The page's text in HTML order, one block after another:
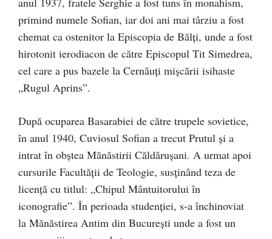
primind numele Sofian, iar doi ani mai târziu a fost
chemat ca ostenitor la Episcopia de Bălți, unde a fost
hirotonit ierodiacon de către Episcopul Tit Simedrea,
cel care a pus bazele la Cernăuți mișcării isihaste
„Rugul Aprins”.
După ocuparea Basarabiei de către trupele sovietice,
în anul 1940, Cuviosul Sofian a trecut Prutul și a
intrat în obştea Mănăstirii Căldă­rușani. A urmat apoi
cursurile Facultăţii de Teologie, susţinând teza de
licenţă cu titlul: „Chipul Mântuitorului în
iconografie”. În perioada studenției, s-a închinoviat
la Mănăstirea Antim din Bucureşti unde a fost un